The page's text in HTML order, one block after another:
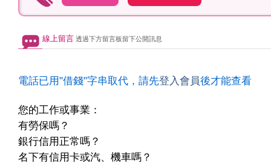
線上留言 透過下方留言板留下公開訊息
電話已用"借錢"字串取代，請先登入會員後才能查看
您的工作或事業：
有勞保嗎？
銀行信用正常嗎？
名下有信用卡或汽、機車嗎？